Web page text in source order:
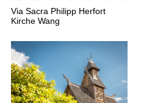
Via Sacra Philipp Herfort
Kirche Wang